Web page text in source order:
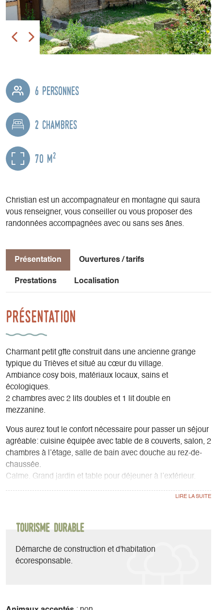
6 personnes
2 chambres
70 m2
Christian est un accompagnateur en montagne qui saura
vous renseigner, vous conseiller ou vous proposer des
randonnées accompagnées avec ou sans ses ânes.
Présentation Ouvertures / tarifs
Prestations Localisation
Présentation
Charmant petit gîte construit dans une ancienne grange
typique du Trièves et situé au cœur du village.
Ambiance cosy bois, matériaux locaux, sains et
écologiques.
2 chambres avec 2 lits doubles et 1 lit double en
mezzanine.
Vous aurez tout le confort nécessaire pour passer un séjour
agréable: cuisine équipée avec table de 8 couverts, salon, 2
chambres à l’étage, salle de bain avec douche au rez-de-
chaussée.
Calme. Grand jardin et table pour déjeuner à l’extérieur.
Chambre avec un lit en 140 et un couchage en mezzanine
Canapé avec couchage d'appoint en 140 dans le salon
Tourisme durable
Démarche de construction et d'habitation
écoresponsable.